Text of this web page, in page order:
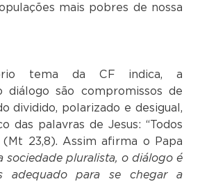
mais pobres de nossa
tema da CF indica, a
diálogo são compromissos de
dividido, polarizado e desigual,
das palavras de Jesus: “Todos
(Mt 23,8). Assim afirma o Papa
sociedade pluralista, o diálogo é
adequado para se chegar a